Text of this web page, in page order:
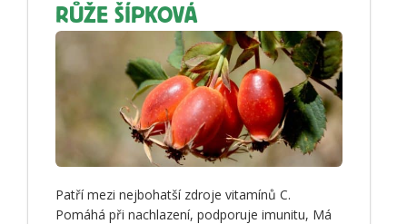
RŮŽE ŠÍPKOVÁ
Patří mezi nejbohatší zdroje vitamínů C.
Pomáhá při nachlazení, podporuje imunitu, Má